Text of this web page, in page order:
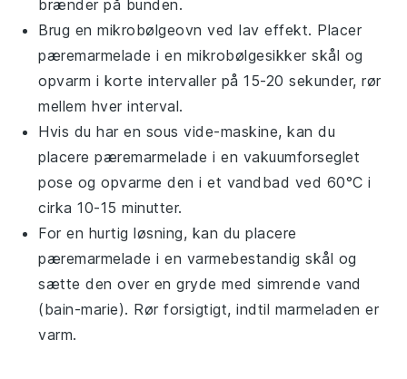
brænder på bunden.
Brug en mikrobølgeovn ved lav effekt. Placer
pæremarmelade i en mikrobølgesikker skål og
opvarm i korte intervaller på 15-20 sekunder, rør
mellem hver interval.
Hvis du har en sous vide-maskine, kan du
placerepæremarmelade i en vakuumforseglet
pose og opvarme den i et vandbad ved 60°C i
cirka 10-15 minutter.
For en hurtig løsning, kan du placere
pæremarmelade i en varmebestandig skål og
sætte den over en gryde med simrende vand
(bain-marie). Rør forsigtigt, indtil marmeladen er
varm.